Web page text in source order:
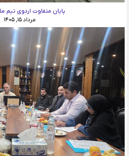
پایان متفاوت اردوی تیم
مرداد ۱۵, ۱۴۰۵